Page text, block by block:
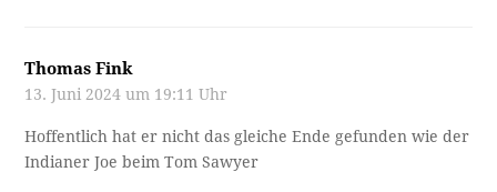
Thomas Fink
13. Juni 2024 um 19:11 Uhr
Hoffentlich hat er nicht das gleiche Ende gefunden wie der
Indianer Joe beim Tom Sawyer